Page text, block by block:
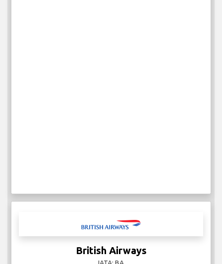
British Airways